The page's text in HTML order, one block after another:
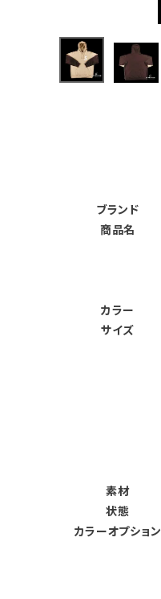
ジャケット・アウター
スニーカー・ブーツ
COLLABORATION BRAND
ブランド
商品名
カラー
サイズ
素材
状態
カラーオプション